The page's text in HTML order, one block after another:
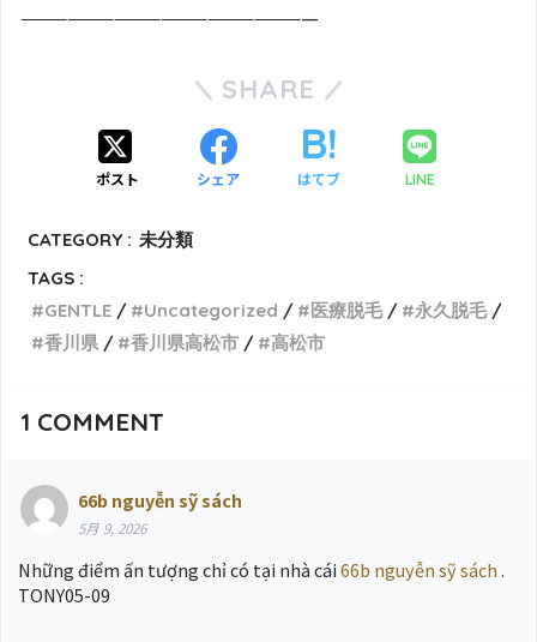
———————————————————
SHARE
ポスト シェア はてブ LINE
CATEGORY : 未分類
TAGS :
GENTLE
Uncategorized 医療脱毛
永久脱毛
香川県
香川県高松市 高松市
1 COMMENT
66b nguyễn sỹ sách
5月 9, 2026
Những điểm ấn tượng chỉ có tại nhà cái66b nguyễn sỹ sách.
TONY05-09